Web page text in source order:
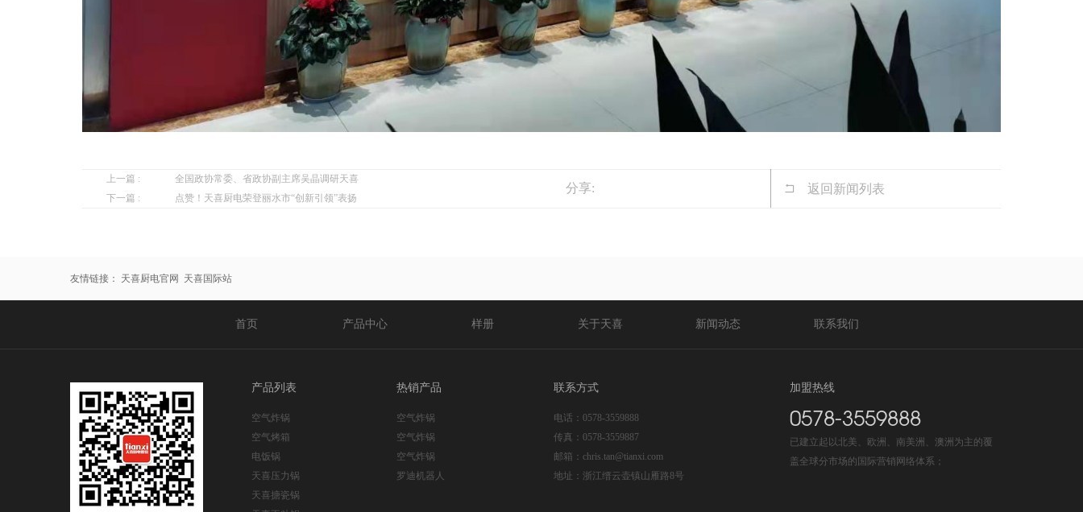
上一篇 :
全国政协常委、省政协副主席吴晶调研天喜
下一篇 :
点赞！天喜厨电荣登丽水市“创新引领”表扬
分享: 返回新闻列表
友情链接： 天喜厨电官网 天喜国际站
首页 产品中心 样册 关于天喜 新闻动态 联系我们
产品列表
空气炸锅
空气烤箱
电饭锅
天喜压力锅
天喜搪瓷锅
热销产品
空气炸锅
空气炸锅
空气炸锅
罗迪机器人
联系方式
电话： 0578-3559888
传真： 0578-3559887
邮箱： chris.tan@tianxi.com
地址： 浙江缙云壶镇山雁路8号
加盟热线
0578-3559888
已建立起以北美、欧洲、南美洲、澳洲为主的覆
盖全球分市场的国际营销网络体系；